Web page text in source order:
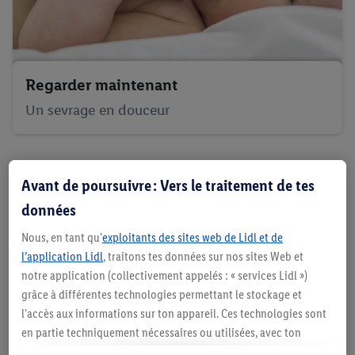
Regarder maintenant
Un sevrage en douceur
Nos check-lists pour l’équipement de
base de bébé t’aident à démarrer
tout en douceur l’aventure avec ton
enfant
Avant de poursuivre : Vers le traitement de tes
données
Nous, en tant qu'exploitants des sites web de Lidl et de
l’application Lidl, traitons tes données sur nos sites Web et
notre application (collectivement appelés : « services Lidl »)
grâce à différentes technologies permettant le stockage et
l'accès aux informations sur ton appareil. Ces technologies sont
en partie techniquement nécessaires ou utilisées, avec ton